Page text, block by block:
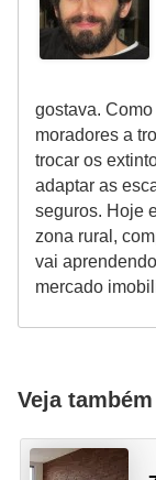
gostava.
moradores a
trocar os
adaptar as
seguros. Hoje
zona rural,
vai
mercado
Veja também